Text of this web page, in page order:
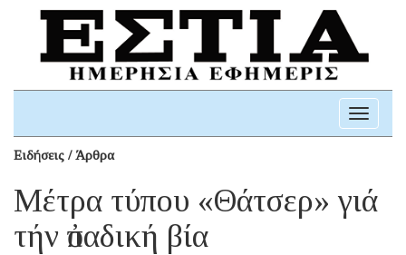
Toggle
Ειδήσεις / Άρθρα
Μέτρα τύπου «Θάτσερ» γιά
τήν ὀπαδική βία